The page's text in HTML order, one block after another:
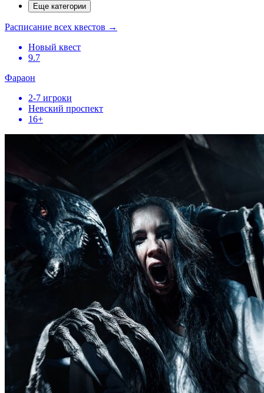
Еще категории
Расписание всех квестов →
Новый квест
9.7
Фараон
2-7 игроки
Невский проспект
16+